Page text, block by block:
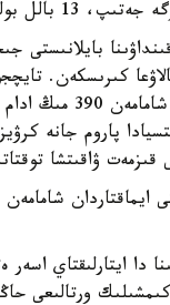
بايلانىستى
كىرىسكەن.
قاۋپىنە بايلانىستى
پاروم جانە
قىزمەت ۋاقىتشا
دا ايتارلىقتاي
ورتالىعى